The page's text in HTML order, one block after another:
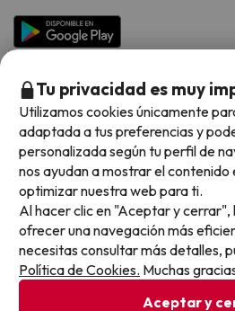
Hoteles Salou
Chollos en la playa
Hoteles con toboganes
Selección de la Newsletter
Los favoritos de nuestros clientes
Vacaciones en Octubre
Vacaciones en Noviembre
Métodos de pago disponibles
Condiciones generales
Tu privacidad es muy
Utilizamos cookies únicamente
adaptada a tus preferencias y
personalizada según tu perfil de
nos ayudan a mostrar el contenido
optimizar nuestra web para ti.
Al hacer clic en "Aceptar y cerrar",
ofrecer una navegación más
necesitas consultar más detalles,
Política de Cookies. Muchas
Aceptar y